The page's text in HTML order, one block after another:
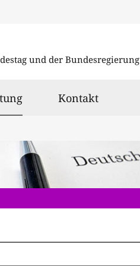
und der Bundesregierung
ausgewählt
Kontakt